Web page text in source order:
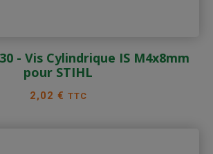
- Vis Cylindrique IS M4x8mm
pour STIHL
Prix
2,02 € TTC